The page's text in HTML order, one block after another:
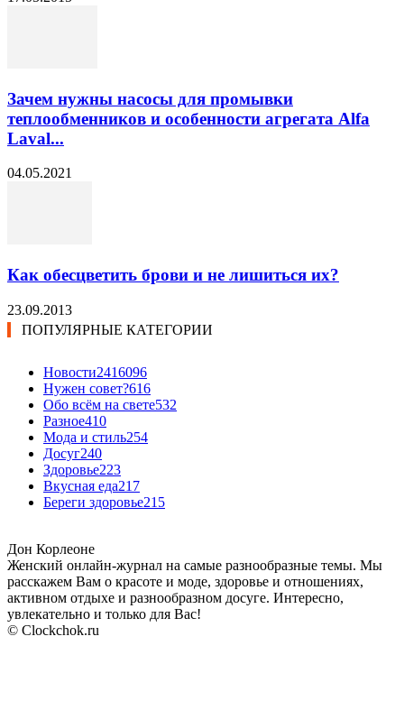
Зачем нужны насосы для промывки
теплообменников и особенности агрегата Alfa
Laval...
04.05.2021
Как обесцветить брови и не лишиться их?
23.09.2013
ПОПУЛЯРНЫЕ КАТЕГОРИИ
Новости2416096
Нужен совет?616
Обо всём на свете532
Разное410
Мода и стиль254
Досуг240
Здоровье223
Вкусная еда217
Береги здоровье215
Дон Корлеоне
Женский онлайн-журнал на самые разнообразные темы. Мы
расскажем Вам о красоте и моде, здоровье и отношениях,
активном отдыхе и разнообразном досуге. Интересно,
увлекательно и только для Вас!
© Clockchok.ru